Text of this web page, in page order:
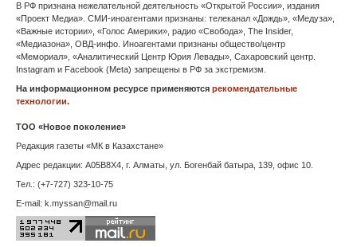
Воронеж
Горно-Алтайск
Грозный
Екатеринбург
Запорожье
Иваново
Ижевск
В РФ признана нежелательной деятельность «Открытой России», издания
«Проект Медиа». СМИ-иноагентами признаны: телеканал «Дождь», «Медуза»,
«Важные истории», «Голос Америки», радио «Свобода», The Insider,
«Медиазона», ОВД-инфо. Иноагентами признаны общество/центр
«Мемориал», «Аналитический Центр Юрия Левады», Сахаровский центр.
Instagram и Facebook (Metа) запрещены в РФ за экстремизм.
На информационном ресурсе применяются рекомендательные
технологии.
ТОО «Новое поколение»
Редакция газеты «МК в Казахстане»
Адрес редакции: A05B8X4, г. Алматы, ул. Богенбай батыра, 139, офис 10.
Тел.: (+7-727) 323-10-75
E-mail: k.myssan@mail.ru